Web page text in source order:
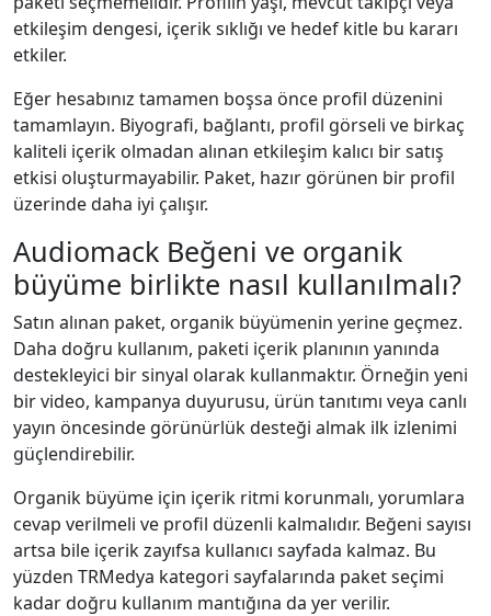
etkileşim dengesi, içerik sıklığı ve hedef kitle bu kararı
etkiler.
Eğer hesabınız tamamen boşsa önce profil düzenini
tamamlayın. Biyografi, bağlantı, profil görseli ve birkaç
kaliteli içerik olmadan alınan etkileşim kalıcı bir satış
etkisi oluşturmayabilir. Paket, hazır görünen bir profil
üzerinde daha iyi çalışır.
Audiomack Beğeni ve organik
büyüme birlikte nasıl kullanılmalı?
Satın alınan paket, organik büyümenin yerine geçmez.
Daha doğru kullanım, paketi içerik planının yanında
destekleyici bir sinyal olarak kullanmaktır. Örneğin yeni
bir video, kampanya duyurusu, ürün tanıtımı veya canlı
yayın öncesinde görünürlük desteği almak ilk izlenimi
güçlendirebilir.
Organik büyüme için içerik ritmi korunmalı, yorumlara
cevap verilmeli ve profil düzenli kalmalıdır. Beğeni sayısı
artsa bile içerik zayıfsa kullanıcı sayfada kalmaz. Bu
yüzden TRMedya kategori sayfalarında paket seçimi
kadar doğru kullanım mantığına da yer verilir.